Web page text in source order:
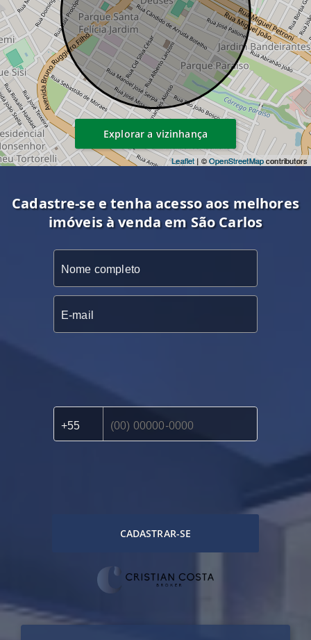
Leaflet | ©OpenStreetMapcontributors
Explorar a vizinhança
Cadastre-se e tenha acesso aos melhores
imóveis à venda em São Carlos
CADASTRAR-SE